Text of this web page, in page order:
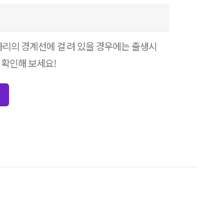
의 경계선에 걸 려 있을 경우에는 출생시
인해 보세요!